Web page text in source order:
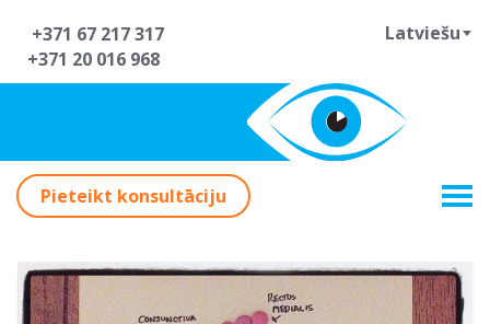
+371 67 217 317
+371 20 016 968
Latviešu
Pieteikt konsultāciju